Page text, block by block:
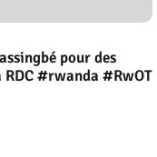
pour des
RDC #rwanda #RwOT